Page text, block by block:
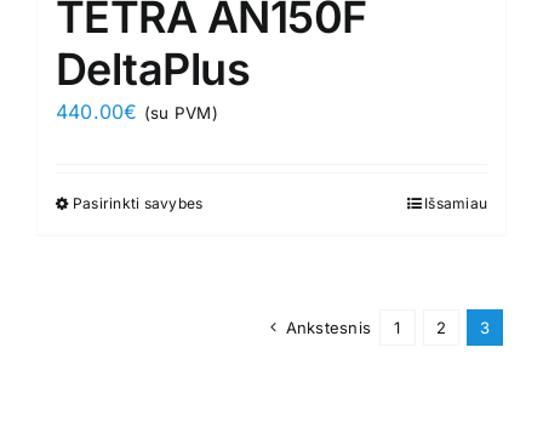
TETRA AN150F
DeltaPlus
440.00€ (su PVM)
Pasirinkti savybesThis
variants.
Išsamiau
Ankstesnis 1 2 3